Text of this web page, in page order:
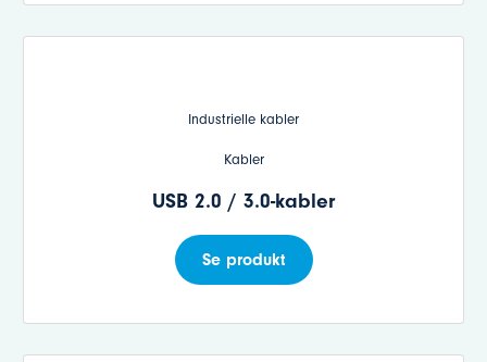
Industrielle kabler
Kabler
USB 2.0 / 3.0-kabler
Se produkt